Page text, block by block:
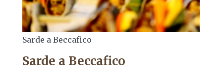
Sarde a Beccafico
Sarde a Beccafico